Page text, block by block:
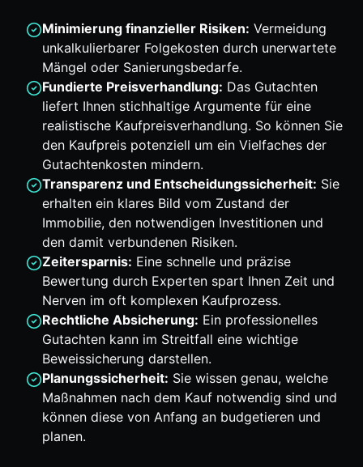
Minimierung finanzieller Risiken: Vermeidung
unkalkulierbarer Folgekosten durch unerwartete
Mängel oder Sanierungsbedarfe.
Fundierte Preisverhandlung: Das Gutachten
liefert Ihnen stichhaltige Argumente für eine
realistische Kaufpreisverhandlung. So können Sie
den Kaufpreis potenziell um ein Vielfaches der
Gutachtenkosten mindern.
Transparenz und Entscheidungssicherheit: Sie
erhalten ein klares Bild vom Zustand der
Immobilie, den notwendigen Investitionen und
den damit verbundenen Risiken.
Zeitersparnis: Eine schnelle und präzise
Bewertung durch Experten spart Ihnen Zeit und
Nerven im oft komplexen Kaufprozess.
Rechtliche Absicherung: Ein professionelles
Gutachten kann im Streitfall eine wichtige
Beweissicherung darstellen.
Planungssicherheit: Sie wissen genau, welche
Maßnahmen nach dem Kauf notwendig sind und
können diese von Anfang an budgetieren und
planen.